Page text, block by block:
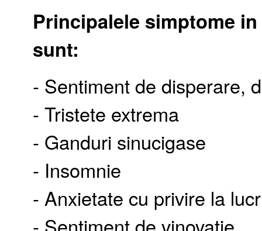
Principalele simptome
sunt:
- Sentiment de disperare,
- Tristete extrema
- Ganduri sinucigase
- Insomnie
- Anxietate cu privire la
- Sentiment de vinovatie